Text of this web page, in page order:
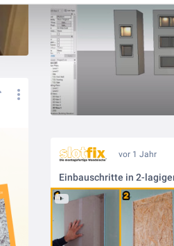
vor 1 Jahr
Einbauschritte in 2-